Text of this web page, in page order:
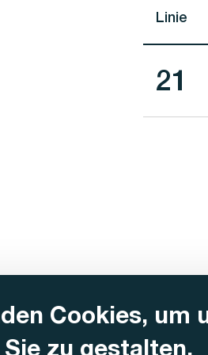
Cookies, um
zu gestalten.
Linie
Linie
21